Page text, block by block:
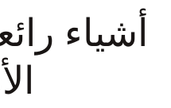
أشياء